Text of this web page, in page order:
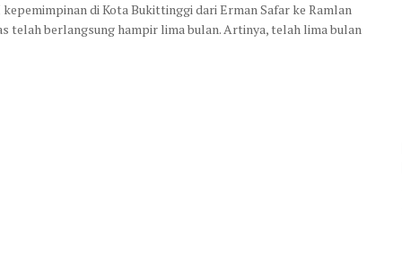
kepemimpinan di Kota Bukittinggi dari Erman Safar ke Ramlan
telah berlangsung hampir lima bulan. ‎Artinya, telah lima bulan